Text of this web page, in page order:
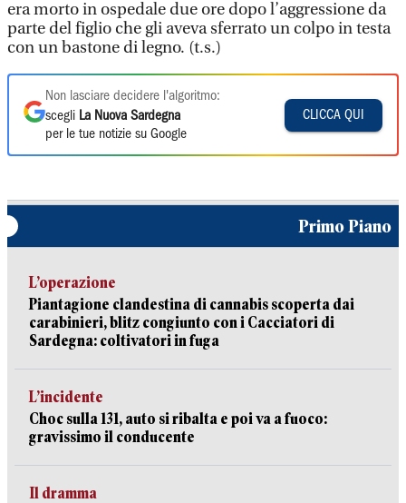
era morto in ospedale due ore dopo l’aggressione da
parte del figlio che gli aveva sferrato un colpo in testa
con un bastone di legno. (t.s.)
Non lasciare decidere l'algoritmo:
scegli La Nuova Sardegna
per le tue notizie su Google
CLICCA QUI
Primo Piano
L’operazione
Piantagione clandestina di cannabis scoperta dai
carabinieri, blitz congiunto con i Cacciatori di
Sardegna: coltivatori in fuga
L’incidente
Choc sulla 131, auto si ribalta e poi va a fuoco:
gravissimo il conducente
Il dramma